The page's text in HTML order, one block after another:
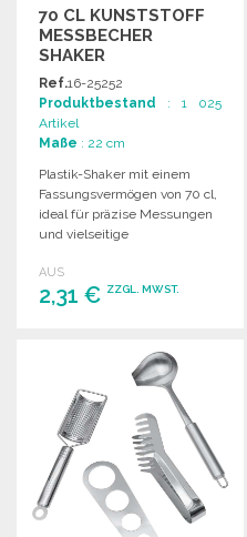
70 CL KUNSTSTOFF
MESSBECHER
SHAKER
Ref.16-25252
Produktbestand : 1 025
Artikel
Maße : 22 cm
Plastik-Shaker mit einem
Fassungsvermögen von 70 cl,
ideal für präzise Messungen
und vielseitige
Gastronomie.
AUS
2,31 € ZZGL. MWST.
Angebot anfordern